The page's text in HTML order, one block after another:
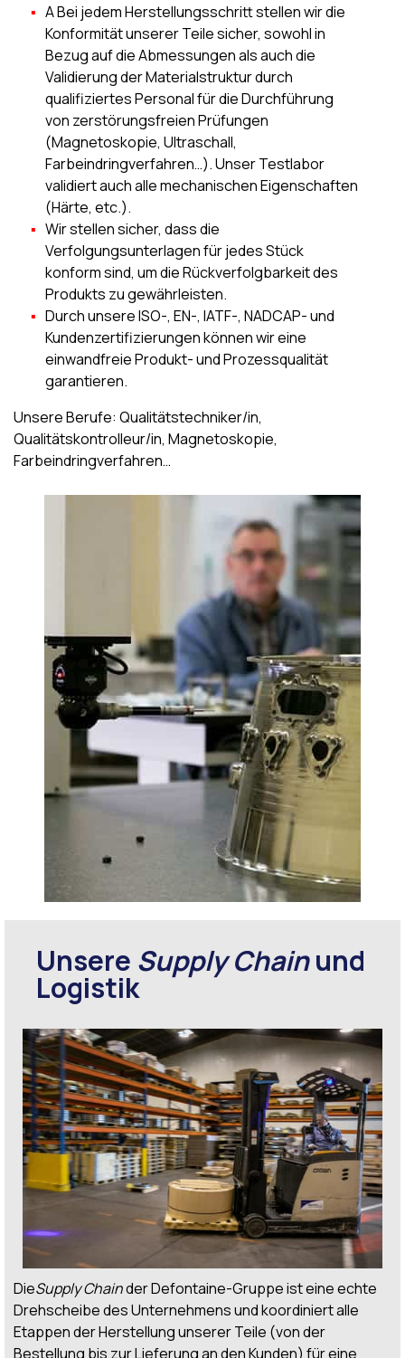
ABei jedem Herstellungsschritt stellen wir die
Konformität unserer Teile sicher, sowohl in
Bezug auf die Abmessungen als auch die
Validierung der Materialstruktur durch
qualifiziertes Personal für die Durchführung
von zerstörungsfreien Prüfungen
(Magnetoskopie, Ultraschall,
Farbeindringverfahren…). Unser Testlabor
validiert auch alle mechanischen Eigenschaften
(Härte, etc.).
Wir stellen sicher, dass die
Verfolgungsunterlagen für jedes Stück
konform sind, um die Rückverfolgbarkeit des
Produkts zu gewährleisten.
Durch unsere ISO-, EN-, IATF-, NADCAP- und
Kundenzertifizierungen können wir eine
einwandfreie Produkt- und Prozessqualität
garantieren.
Unsere Berufe: Qualitätstechniker/in,
Qualitätskontrolleur/in, Magnetoskopie,
Farbeindringverfahren…
Unsere Supply Chainund
Logistik
DieSupply Chainder Defontaine-Gruppe ist eine echte
Drehscheibe des Unternehmens und koordiniert alle
Etappen der Herstellung unserer Teile (von der
Bestellung bis zur Lieferung an den Kunden) für eine